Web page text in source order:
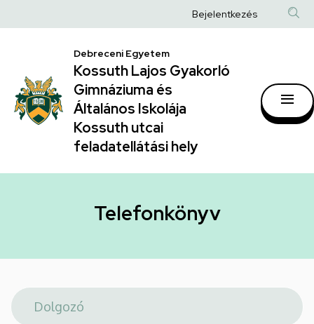
|
Kossuth
Lajos
Gyakorló
Gimnáziuma
Általános
hely
a
Anonim
fiók
Bejelentkezés
Debreceni Egyetem
Kossuth Lajos Gyakorló
Gimnáziuma és
Általános Iskolája
Kossuth utcai
feladatellátási hely
Telefonkönyv